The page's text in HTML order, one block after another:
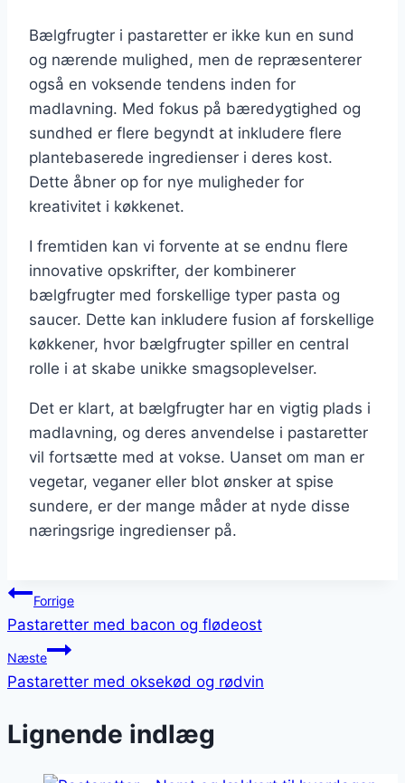
Bælgfrugter i pastaretter er ikke kun en sund
og nærende mulighed, men de repræsenterer
også en voksende tendens inden for
madlavning. Med fokus på bæredygtighed og
sundhed er flere begyndt at inkludere flere
plantebaserede ingredienser i deres kost.
Dette åbner op for nye muligheder for
kreativitet i køkkenet.
I fremtiden kan vi forvente at se endnu flere
innovative opskrifter, der kombinerer
bælgfrugter med forskellige typer pasta og
saucer. Dette kan inkludere fusion af forskellige
køkkener, hvor bælgfrugter spiller en central
rolle i at skabe unikke smagsoplevelser.
Det er klart, at bælgfrugter har en vigtig plads i
madlavning, og deres anvendelse i pastaretter
vil fortsætte med at vokse. Uanset om man er
vegetar, veganer eller blot ønsker at spise
sundere, er der mange måder at nyde disse
næringsrige ingredienser på.
Indlægsnavigation
Forrige
Pastaretter med bacon og flødeost
Næste
Pastaretter med oksekød og rødvin
Lignende indlæg